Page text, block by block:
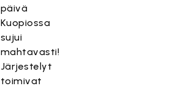
päivä
Kuopiossa
sujui
mahtavasti!
Järjestelyt
toimivat